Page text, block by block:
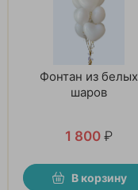
Фонтан из белых
шаров
1 800 ₽
В корзину